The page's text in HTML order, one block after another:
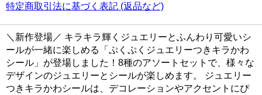
特定商取引法に基づく表記 (返品など)
＼新作登場／ キラキラ輝くジュエリーとふんわり可愛いシ
ールが一緒に楽しめる「ぷくぷくジュエリーつきキラかわ
シール」が登場しました！8種のアソートセットで、様々な
デザインのジュエリーとシールが楽しめます。 ジュエリー
つきキラかわシールは、デコレーションやアクセントにぴ